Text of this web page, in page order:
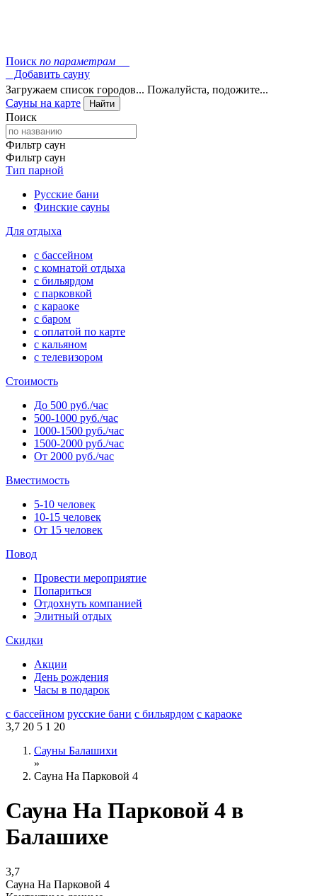
Поиск по параметрам
Добавить сауну
Загружаем список городов... Пожалуйста, подожите...
Сауны на карте
Найти
Поиск
Фильтр саун
Фильтр саун
Тип парной
Русские бани
Финские сауны
Для отдыха
с бассейном
с комнатой отдыха
с бильярдом
с парковкой
с караоке
с баром
с оплатой по карте
с кальяном
с телевизором
Стоимость
До 500 руб./час
500-1000 руб./час
1000-1500 руб./час
1500-2000 руб./час
От 2000 руб./час
Вместимость
5-10 человек
10-15 человек
От 15 человек
Повод
Провести мероприятие
Попариться
Отдохнуть компанией
Элитный отдых
Скидки
Акции
День рождения
Часы в подарок
с бассейном русские бани с бильярдом с караоке
3,7 20 5 1 20
Сауны Балашихи
»
Сауна На Парковой 4
Сауна На Парковой 4 в
Балашихе
3,7
Сауна На Парковой 4